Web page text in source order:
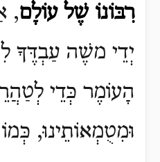
רִבּוֹנוֹ שֶׁל עוֹלָם,
יְדֵי משֶׁה עַבְדֶּךָ
הָעוֹמֶר כְּדֵי
וּמִטֻמְאוֹתֵינוּ,